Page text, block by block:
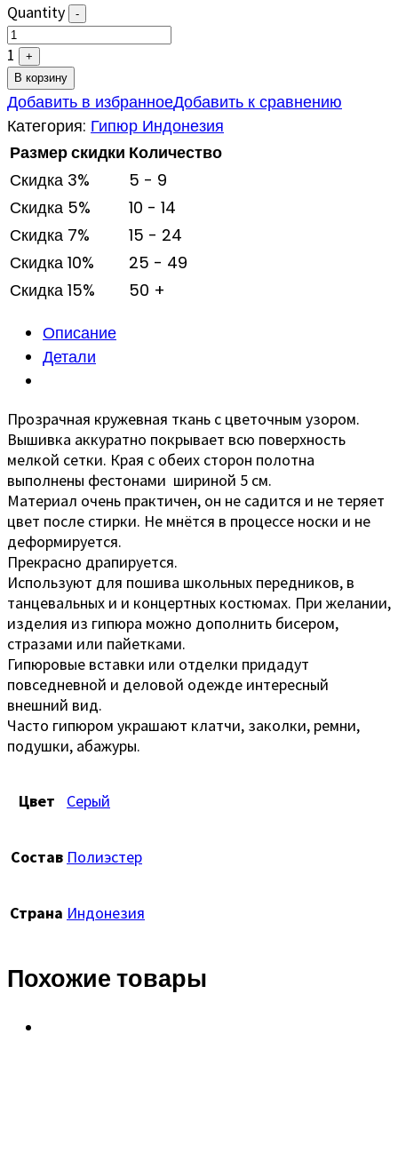
Quantity -
1 +
В корзину
Добавить в избранноеДобавить к сравнению
Категория: Гипюр Индонезия
Размер скидки Количество
Скидка 3%
5 - 9
Скидка 5%
10 - 14
Скидка 7%
15 - 24
Скидка 10%
25 - 49
Скидка 15%
50 +
Описание
Детали
Прозрачная кружевная ткань с цветочным узором.
Вышивка аккуратно покрывает всю поверхность
мелкой сетки. Края с обеих сторон полотна
выполнены фестонами шириной 5 см.
Материал очень практичен, он не садится и не теряет
цвет после стирки. Не мнётся в процессе носки и не
деформируется.
Прекрасно драпируется.
Используют для пошива школьных передников, в
танцевальных и и концертных костюмах. При желании,
изделия из гипюра можно дополнить бисером,
стразами или пайетками.
Гипюровые вставки или отделки придадут
повседневной и деловой одежде интересный
внешний вид.
Часто гипюром украшают клатчи, заколки, ремни,
подушки, абажуры.
Цвет Серый
Состав Полиэстер
Страна Индонезия
Похожие товары